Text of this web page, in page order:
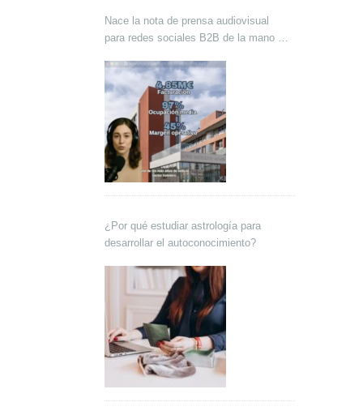
Nace la nota de prensa audiovisual
para redes sociales B2B de la mano de
¿Por qué estudiar astrología para
desarrollar el autoconocimiento?